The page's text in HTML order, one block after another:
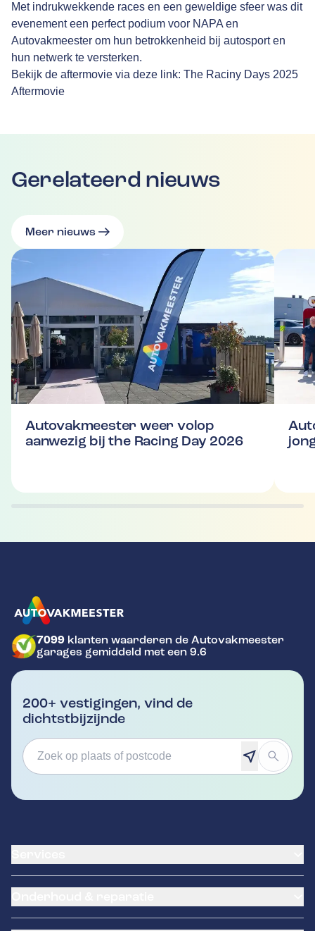
Met indrukwekkende races en een geweldige sfeer was dit
evenement een perfect podium voor NAPA en
Autovakmeester om hun betrokkenheid bij autosport en
hun netwerk te versterken.
Bekijk de aftermovie via deze link: The Raciny Days 2025
Aftermovie
Gerelateerd nieuws
Meer nieuws
Autovakmeester weer volop
aanwezig bij the Racing Day 2026
GA NAAR DE HOMEPAGINA
7099 klanten waarderen de Autovakmeester
garages gemiddeld met een 9.6
200+ vestigingen, vind de
dichtstbijzijnde
Klantenkaart